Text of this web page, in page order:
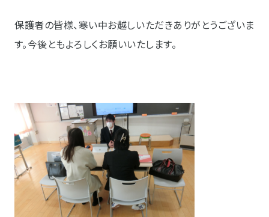
保護者の皆様、寒い中お越しいただきありがとうございま
す。今後ともよろしくお願いいたします。